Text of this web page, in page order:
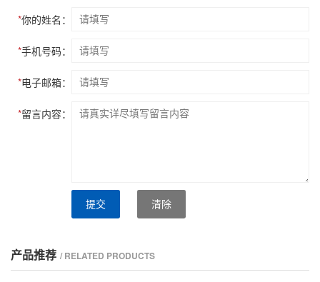
*你的姓名：
*手机号码：
*电子邮箱：
*留言内容：
提交 清除
产品推荐 / RELATED PRODUCTS